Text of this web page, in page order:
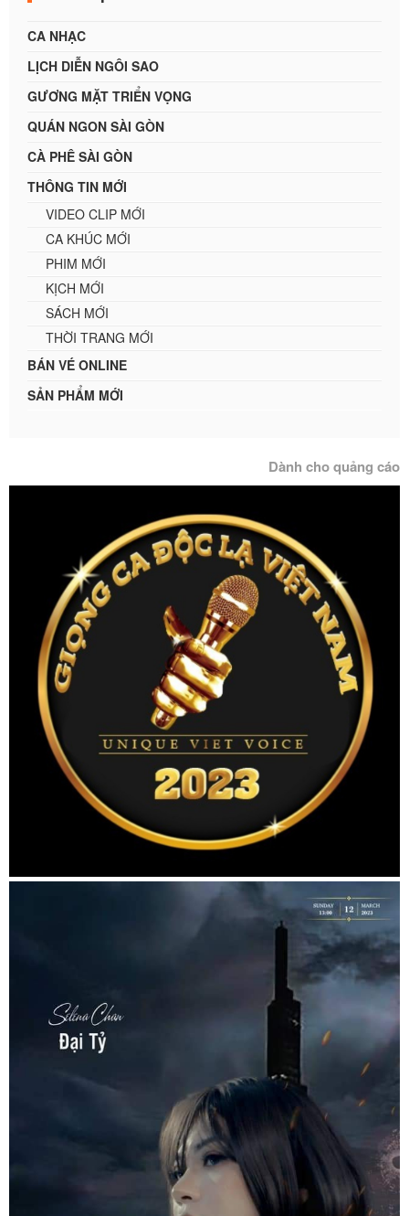
CA NHẠC
LỊCH DIỄN NGÔI SAO
GƯƠNG MẶT TRIỂN VỌNG
QUÁN NGON SÀI GÒN
CÀ PHÊ SÀI GÒN
THÔNG TIN MỚI
VIDEO CLIP MỚI
CA KHÚC MỚI
PHIM MỚI
KỊCH MỚI
SÁCH MỚI
THỜI TRANG MỚI
BÁN VÉ ONLINE
SẢN PHẨM MỚI
Dành cho quảng cáo